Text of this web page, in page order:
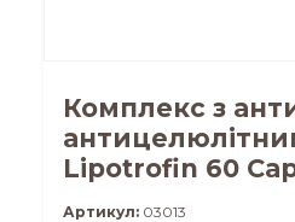
Комплекс з
Lipotrofin 60
Артикул: 03013